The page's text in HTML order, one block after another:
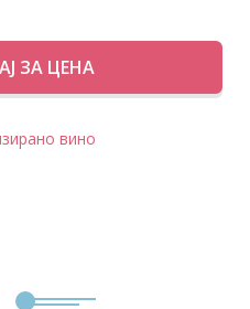
ЗА ЦЕНА
вино